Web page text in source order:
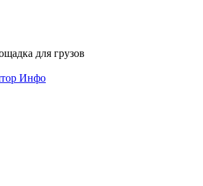
для грузов
Инфо